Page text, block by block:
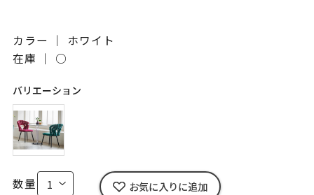
カラー ｜ ホワイト
在庫 ｜ ○
バリエーション
数量 お気に入りに追加